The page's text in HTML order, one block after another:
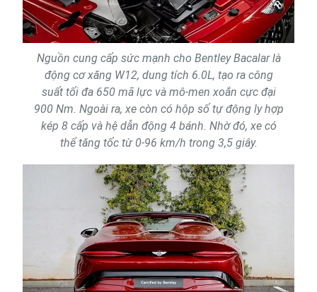
Nguồn cung cấp sức mạnh cho Bentley Bacalar là
động cơ xăng W12, dung tích 6.0L, tạo ra công
suất tối đa 650 mã lực và mô-men xoắn cực đại
900 Nm. Ngoài ra, xe còn có hộp số tự động ly hợp
kép 8 cấp và hệ dẫn động 4 bánh. Nhờ đó, xe có
thể tăng tốc từ 0-96 km/h trong 3,5 giây.